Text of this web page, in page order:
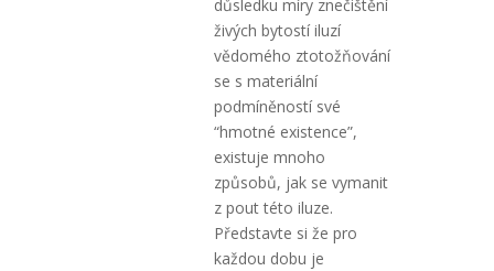
důsledku míry znečištění
živých bytostí iluzí
vědomého ztotožňování
se s materiální
podmíněností své
“hmotné existence”,
existuje mnoho
způsobů, jak se vymanit
z pout této iluze.
Představte si že pro
každou dobu je